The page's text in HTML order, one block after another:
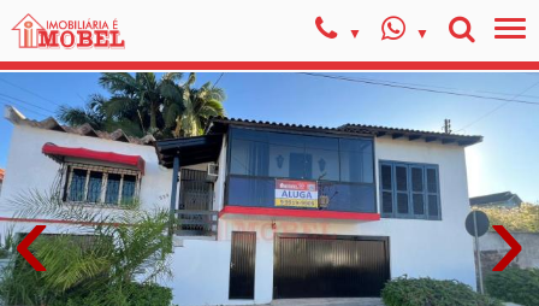
‹ ›